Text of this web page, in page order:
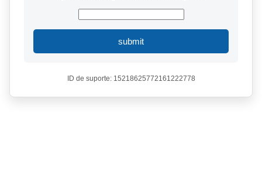
submit
ID de suporte: 15218625772161222778